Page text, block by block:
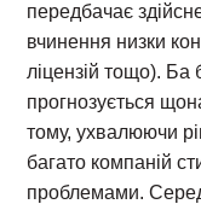
передбачає
вчинення низки
ліцензій тощо). Ба
прогнозується
тому, ухвалюючи
багато компаній
проблемами.